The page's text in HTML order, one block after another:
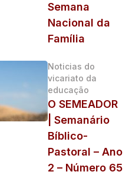
Semana
Nacional da
Família
Noticias do
vicariato da
educação
O SEMEADOR
| Semanário
Bíblico-
Pastoral – Ano
2 – Número 65